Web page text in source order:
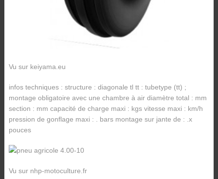
Vu sur keiyama.eu
infos techniques : structure : diagonale tl tt : tubetype (tt) ;
montage obligatoire avec une chambre à air diamètre total : mm
section : mm capacité de charge maxi : kgs vitesse maxi : km/h
pression de gonflage maxi : . bars montage sur jante de : .x
pouces
Vu sur nhp-motoculture.fr